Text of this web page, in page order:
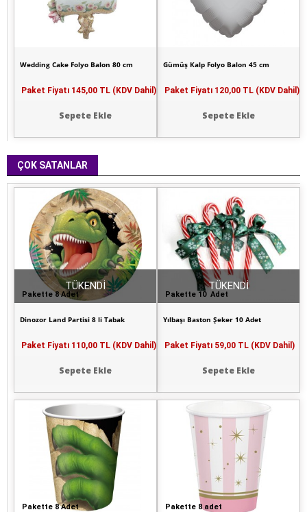
Gümüş Kalp Folyo Balon 45 cm
Paket Fiyatı 120,00 TL (KDV Dahil)
Sepete Ekle
Wedding Cake Folyo Balon 80 cm
Paket Fiyatı 145,00 TL (KDV Dahil)
Sepete Ekle
ÇOK SATANLAR
Pakette 10 Adet
Yılbaşı Baston Şeker 10 Adet
Paket Fiyatı 59,00 TL (KDV Dahil)
Sepete Ekle
TÜKENDİ
Pakette 8 Adet
Dinozor Land Partisi 8 li Tabak
Paket Fiyatı 110,00 TL (KDV Dahil)
Sepete Ekle
TÜKENDİ
Pakette 8 adet
Pakette 8 Adet